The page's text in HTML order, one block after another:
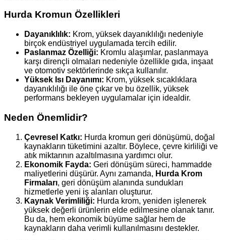
Hurda Kromun Özellikleri
Dayanıklılık: Krom, yüksek dayanıklılığı nedeniyle
birçok endüstriyel uygulamada tercih edilir.
Paslanmaz Özelliği: Kromlu alaşımlar, paslanmaya
karşı dirençli olmaları nedeniyle özellikle gıda, inşaat
ve otomotiv sektörlerinde sıkça kullanılır.
Yüksek Isı Dayanımı: Krom, yüksek sıcaklıklara
dayanıklılığı ile öne çıkar ve bu özellik, yüksek
performans bekleyen uygulamalar için idealdir.
Neden Önemlidir?
Çevresel Katkı: Hurda kromun geri dönüşümü, doğal
kaynakların tüketimini azaltır. Böylece, çevre kirliliği ve
atık miktarının azaltılmasına yardımcı olur.
Ekonomik Fayda: Geri dönüşüm süreci, hammadde
maliyetlerini düşürür. Aynı zamanda, Hurda Krom
Firmaları, geri dönüşüm alanında sundukları
hizmetlerle yeni iş alanları oluşturur.
Kaynak Verimliliği: Hurda krom, yeniden işlenerek
yüksek değerli ürünlerin elde edilmesine olanak tanır.
Bu da, hem ekonomik büyüme sağlar hem de
kaynakların daha verimli kullanılmasını destekler.